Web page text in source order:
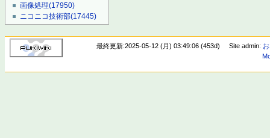
画像処理(17950)
ニコニコ技術部(17445)
最終更新:2025-05-12 (月) 03:49:06 (453d) Site admin: